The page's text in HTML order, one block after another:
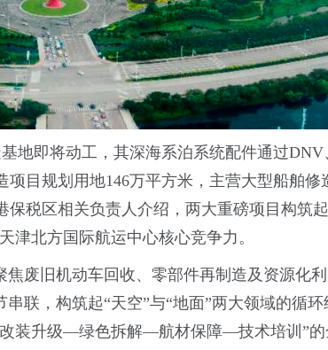
地即将动工，其深海系泊系统配件通过DNV
目规划用地146万平方米，主营大型船舶修
税区相关负责人介绍，两大重磅项目构筑
津北方国际航运中心核心竞争力。
废旧机动车回收、零部件再制造及资源化
联，构筑起“天空”与“地面”两大领域的循
装升级—绿色拆解—航材保障—技术培训”的